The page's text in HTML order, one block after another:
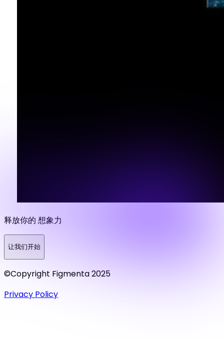
释放你的 想象力
让我们开始
©Copyright Figmenta 2025
Privacy Policy